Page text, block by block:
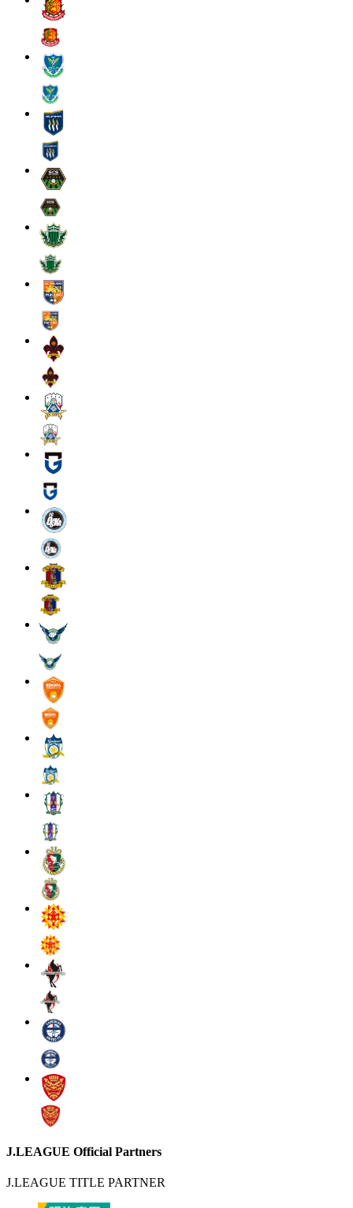
J.LEAGUE Official Partners
J.LEAGUE TITLE PARTNER